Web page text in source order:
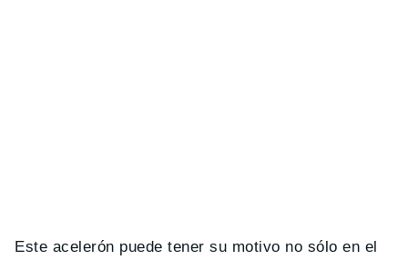
Este acelerón puede tener su motivo no sólo en el